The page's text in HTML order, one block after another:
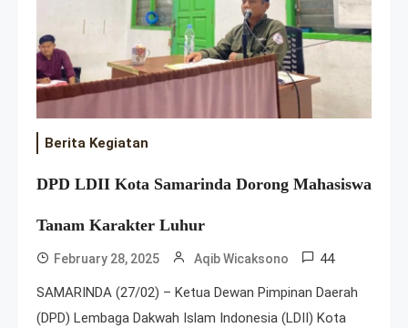
Daerah
January 31, 2026
Berita Kegiatan
DPD LDII Kota Samarinda Dorong Mahasiswa
Tanam Karakter Luhur
February 28, 2025 Aqib Wicaksono 44
SAMARINDA (27/02) – Ketua Dewan Pimpinan Daerah
(DPD) Lembaga Dakwah Islam Indonesia (LDII) Kota